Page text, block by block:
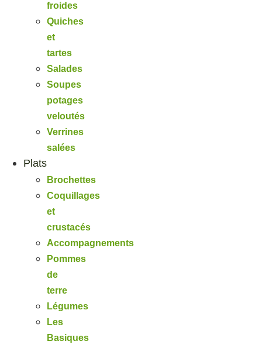
froides
Quiches
et
tartes
Salades
Soupes
potages
veloutés
Verrines
salées
Plats
Brochettes
Coquillages
et
crustacés
Accompagnements
Pommes
de
terre
Légumes
Les
Basiques